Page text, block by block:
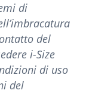
di
del
i-Size
di uso
del